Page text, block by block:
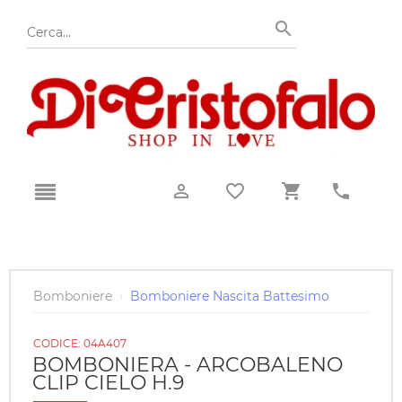
Bomboniere › Bomboniere Nascita Battesimo
CODICE: 04A407
BOMBONIERA - ARCOBALENO
CLIP CIELO H.9